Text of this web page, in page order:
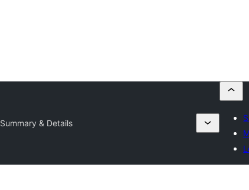
Summary & Details